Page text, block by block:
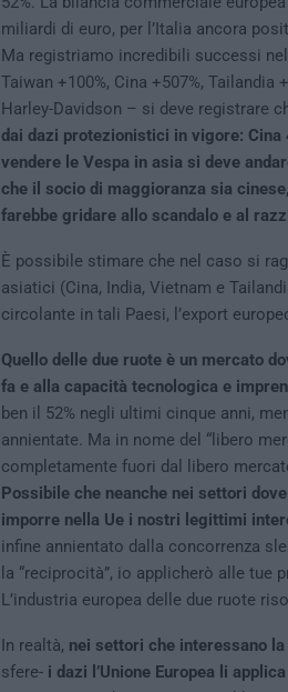
miliardi di euro, per l’Italia ancora
Ma registriamo incredibili successi
Taiwan +100%, Cina +507%,
Harley-Davidson – si deve registrare
dai dazi protezionistici in vigore: Cina
vendere le Vespa in asia si deve
che il socio di maggioranza sia
farebbe gridare allo scandalo e al
È possibile stimare che nel caso si
asiatici (Cina, India, Vietnam e
circolante in tali Paesi, l’export
Quello delle due ruote è un mercato
fa e alla capacità tecnologica e
ben il 52% negli ultimi cinque anni,
annientate. Ma in nome del “libero
completamente fuori dal libero
Possibile che neanche nei settori
imporre nella Ue i nostri legittimi
infine annientato dalla concorrenza
la “reciprocità”, io applicherò alle
L’industria europea delle due ruote
In realtà, nei settori che interessano la
sfere-i dazi l’Unione Europea li